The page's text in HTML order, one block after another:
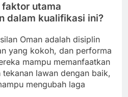
utama
dalam kualifikasi ini?
Oman adalah disiplin
yang kokoh, dan performa
mampu memanfaatkan
tekanan lawan dengan baik,
mengubah laga